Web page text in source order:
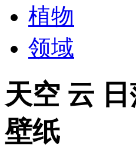
植物
领域
天空 云
壁纸